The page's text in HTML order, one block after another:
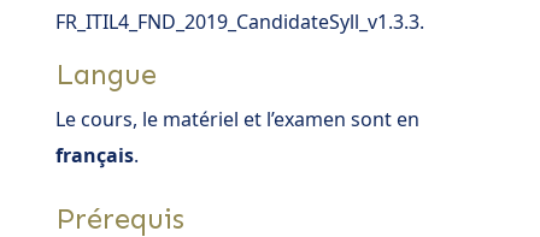
FR_ITIL4_FND_2019_CandidateSyll_v1.3.3.
Langue
Le cours, le matériel et l’examen sont en
français.
Prérequis